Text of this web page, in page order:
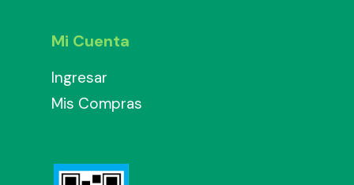
Mi Cuenta
Ingresar
Mis Compras